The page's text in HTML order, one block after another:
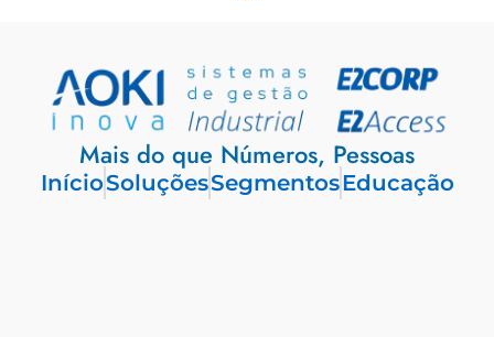
Mais do que Números, Pessoas
InícioSoluçõesSegmentosEducação